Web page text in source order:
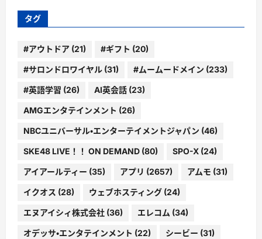
ー
タグ
#アウトドア (21) #ギフト (20)
#サロンドロワイヤル (31) #ムームードメイン (233)
#英語学習 (26) AI英会話 (23)
AMGエンタテインメント (26)
NBCユニバーサル・エンターテイメントジャパン (46)
SKE48 LIVE！！ ON DEMAND (80) SPO-X (24)
アイアールティー (35) アプリ (2657) アムモ (31)
イクオス (28) ウェブホスティング (24)
エヌアイシィ株式会社 (36) エレコム (34)
オデッサ・エンタテインメント (22) シービー (31)